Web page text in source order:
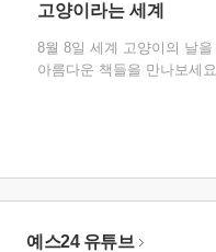
고양이라는 세계
8월 8일 세계 고양이의 날
아름다운 책들을 만나보세
예스24 유튜브